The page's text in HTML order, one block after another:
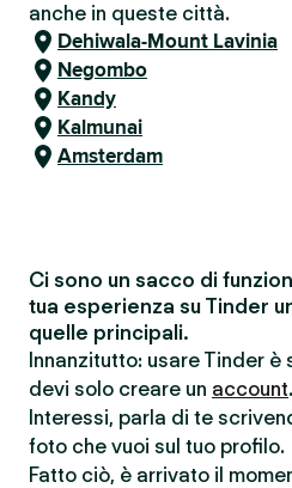
anche in queste città.
Dehiwala-Mount Lavinia
Negombo
Kandy
Kalmunai
Amsterdam
Ci sono un sacco di
tua esperienza su Tinder
quelle principali.
Innanzitutto: usare Tinder è
devi solo creare un account
Interessi, parla di te
foto che vuoi sul tuo profilo.
Fatto ciò, è arrivato il